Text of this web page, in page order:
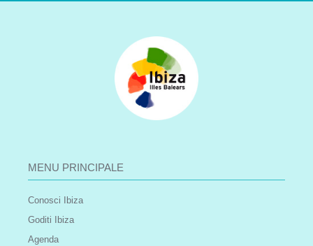
MENU PRINCIPALE
Conosci Ibiza
Goditi Ibiza
Agenda